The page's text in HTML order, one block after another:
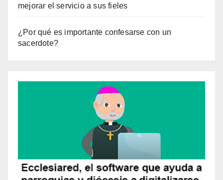
mejorar el servicio a sus fieles
¿Por qué es importante confesarse con un
sacerdote?